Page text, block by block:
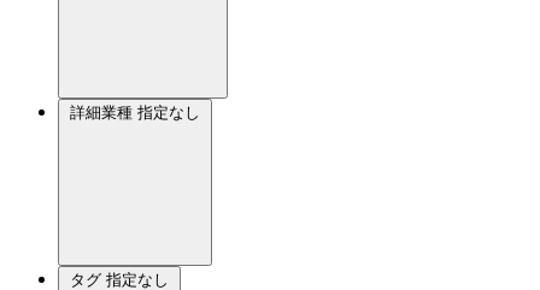
詳細業種 指定なし
タグ 指定なし